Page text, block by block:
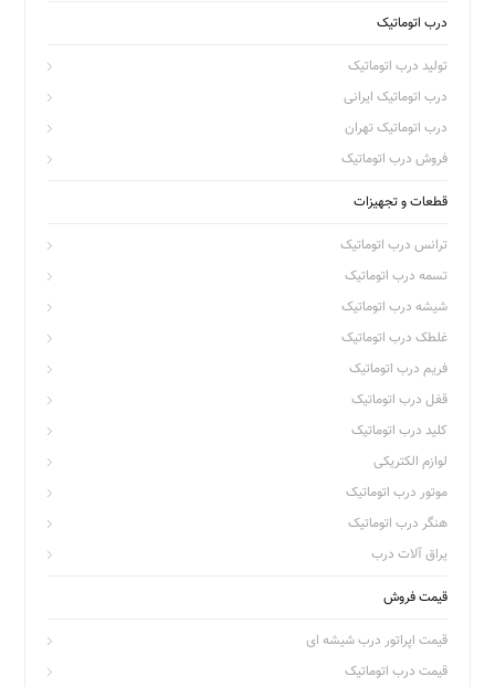
درب اتوماتیک
تولید درب اتوماتیک
درب اتوماتیک ایرانی
درب اتوماتیک تهران
فروش درب اتوماتیک
قطعات و تجهیزات
ترانس درب اتوماتیک
تسمه درب اتوماتیک
شیشه درب اتوماتیک
غلطک درب اتوماتیک
فریم درب اتوماتیک
قفل درب اتوماتیک
کلید درب اتوماتیک
لوازم الکتریکی
موتور درب اتوماتیک
هنگر درب اتوماتیک
یراق آلات درب
قیمت فروش
قیمت اپراتور درب شیشه ای
قیمت درب اتوماتیک